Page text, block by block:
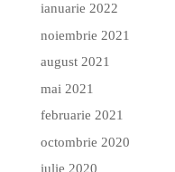
ianuarie 2022
noiembrie 2021
august 2021
mai 2021
februarie 2021
octombrie 2020
iulie 2020